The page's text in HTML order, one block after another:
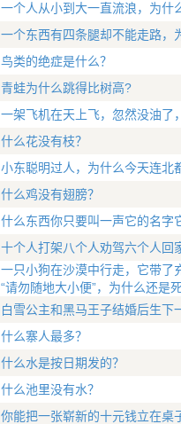
一个人从小到大一直流浪，为什
一个东西有四条腿却不能走路，
鸟类的绝症是什么？
青蛙为什么跳得比树高?
一架飞机在天上飞，忽然没油了
什么花没有枝？
小东聪明过人，为什么今天连北
什么鸡没有翅膀？
什么东西你只要叫一声它的名字
十个人打架八个人劝驾六个人回
一只小狗在沙漠中行走，它带了
“请勿随地大小便”，为什么还是死
白雪公主和黑马王子结婚后生下
什么寨人最多？
什么水是按日期发的？
什么池里没有水？
你能把一张崭新的十元钱立在桌